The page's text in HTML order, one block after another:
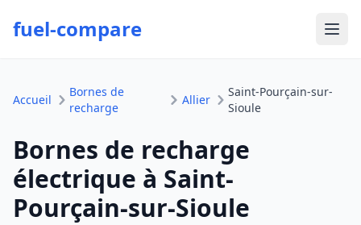
fuel-compare
Accueil
Bornes de
recharge
Allier
Saint-Pourçain-sur-
Sioule
Bornes de recharge
électrique à Saint-
Pourçain-sur-Sioule